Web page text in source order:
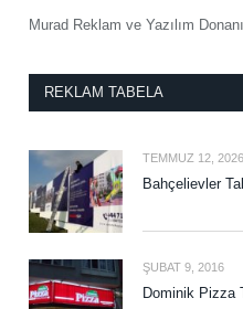
Murad Reklam ve Yazılım
REKLAM TABELA
TEMMUZ 12, 2026
Bahçelievler
ŞUBAT 9, 2016
Dominik Pizza